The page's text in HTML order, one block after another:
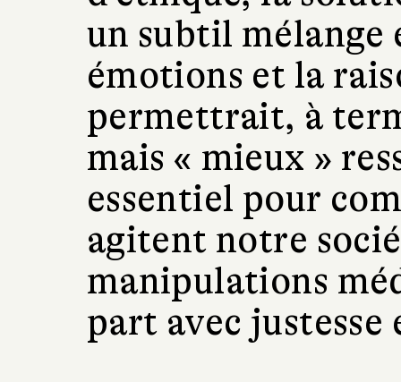
un subtil mélange
émotions et la
permettrait, à
mais « mieux »
essentiel pour
agitent notre
manipulations
part avec justesse